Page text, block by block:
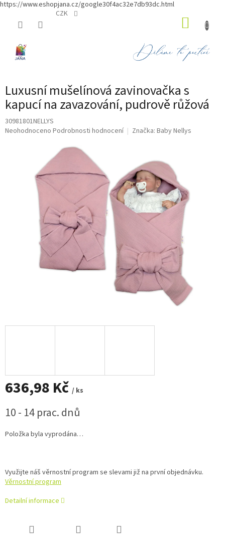
https://www.eshopjana.cz/google30f4ac32e7db93dc.html
CZK
Luxusní mušelínová zavinovačka s
kapucí na zavazování, pudrově růžová
30981801NELLYS
Průměrné
Neohodnoceno Podrobnosti hodnocení Značka: Baby Nellys
636,98 Kč / ks
cena:
10 - 14 prac. dnů
Položka byla vyprodána…
Využijte náš věrnostní program se slevami již na první objednávku.
Věrnostní program
Detailní informace